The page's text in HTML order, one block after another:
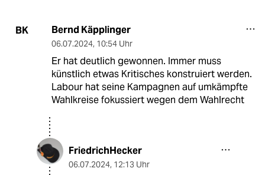
BK Bernd Käpplinger
06.07.2024, 10:54 Uhr
Er hat deutlich gewonnen. Immer muss
künstlich etwas Kritisches konstruiert werden.
Labour hat seine Kampagnen auf umkämpfte
Wahlkreise fokussiert wegen dem Wahlrecht
FriedrichHecker
06.07.2024, 12:13 Uhr